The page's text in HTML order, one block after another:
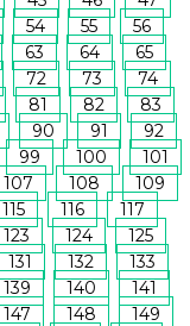
54 55
56
63 64
65
72 73
74
81 82
83
90 91
92
99 100
101
107 108
109
115 116
117
123 124
125
131 132
133
139 140
141
147 148
149